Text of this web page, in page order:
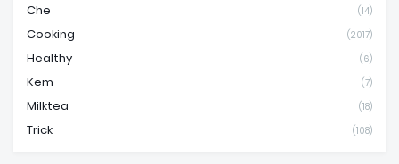
Che (14)
Cooking (2017)
Healthy (6)
Kem (7)
Milktea (18)
Trick (108)